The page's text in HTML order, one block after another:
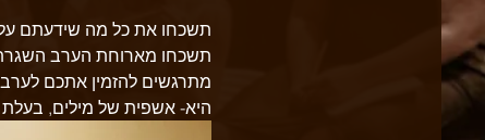
תשכחו את כל מה שידעתם על
תשכחו מארוחת הערב
מתרגשים להזמין אתכם לערב
היא- אשפית של מילים,